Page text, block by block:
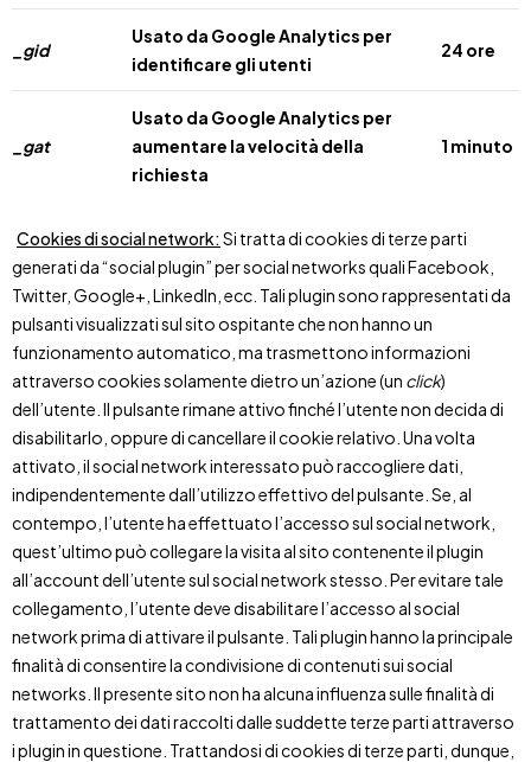
_gid
Usato da Google Analytics per
identificare gli utenti
24 ore
_gat
Usato da Google Analytics per
aumentare la velocità della
richiesta
1 minuto
Cookies di social network:Si tratta di cookies di terze parti
generati da “social plugin” per social networks quali Facebook,
Twitter, Google+, LinkedIn, ecc. Tali plugin sono rappresentati da
pulsanti visualizzati sul sito ospitante che non hanno un
funzionamento automatico, ma trasmettono informazioni
attraverso cookies solamente dietro un’azione (un click)
dell’utente. Il pulsante rimane attivo finché l’utente non decida di
disabilitarlo, oppure di cancellare il cookie relativo. Una volta
attivato, il social network interessato può raccogliere dati,
indipendentemente dall’utilizzo effettivo del pulsante. Se, al
contempo, l’utente ha effettuato l’accesso sul social network,
quest’ultimo può collegare la visita al sito contenente il plugin
all’account dell’utente sul social network stesso. Per evitare tale
collegamento, l’utente deve disabilitare l’accesso al social
network prima di attivare il pulsante. Tali plugin hanno la principale
finalità di consentire la condivisione di contenuti sui social
networks. Il presente sito non ha alcuna influenza sulle finalità di
trattamento dei dati raccolti dalle suddette terze parti attraverso
i plugin in questione. Trattandosi di cookies di terze parti, dunque,